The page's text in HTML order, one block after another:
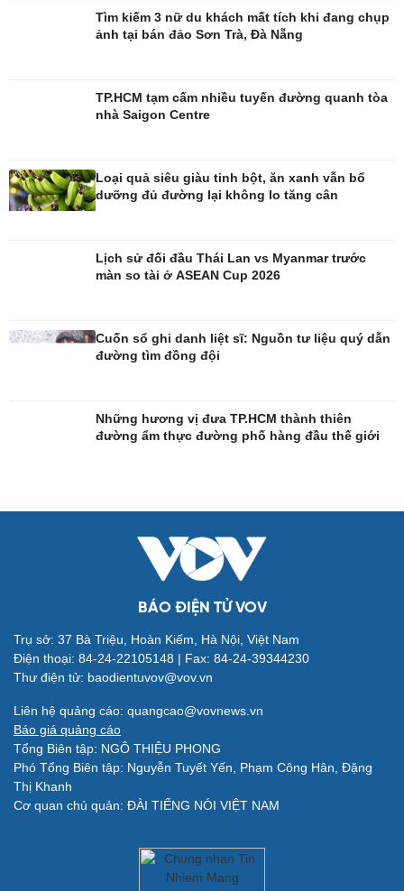
Săn Tour
check-in
Quân sự - Quốc phòng
Vũ khí
Việt Nam
Phân tích
Tìm kiếm 3 nữ du khách mất tích khi đang chụp
ảnh tại bán đảo Sơn Trà, Đà Nẵng
TP.HCM tạm cấm nhiều tuyến đường quanh tòa
nhà Saigon Centre
Loại quả siêu giàu tinh bột, ăn xanh vẫn bổ
dưỡng đủ đường lại không lo tăng cân
Lịch sử đối đầu Thái Lan vs Myanmar trước
màn so tài ở ASEAN Cup 2026
Cuốn sổ ghi danh liệt sĩ: Nguồn tư liệu quý dẫn
đường tìm đồng đội
Những hương vị đưa TP.HCM thành thiên
đường ẩm thực đường phố hàng đầu thế giới
BÁO ĐIỆN TỬ VOV
Trụ sở: 37 Bà Triệu, Hoàn Kiếm, Hà Nội, Việt Nam
Điện thoại: 84-24-22105148 | Fax: 84-24-39344230
Thư điện tử: baodientuvov@vov.vn
Liên hệ quảng cáo: quangcao@vovnews.vn
Báo giá quảng cáo
Tổng Biên tập: NGÔ THIỆU PHONG
Phó Tổng Biên tập: Nguyễn Tuyết Yến, Phạm Công Hân, Đặng
Thị Khanh
Cơ quan chủ quản: ĐÀI TIẾNG NÓI VIỆT NAM